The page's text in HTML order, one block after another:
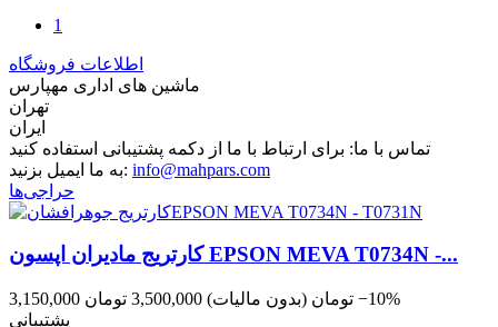
1
اطلاعات فروشگاه
ماشین های اداری مهپارس
تهران
ایران
تماس با ما: برای ارتباط با ما از دکمه پشتیبانی استفاده کنید
به ما ایمیل بزنید: info@mahpars.com
حراجی‌ها
کارتریج مادیران اپسون EPSON MEVA T0734N -...
3,150,000 تومان (بدون مالیات) 3,500,000 تومان
‎−10%
پشتیبانی